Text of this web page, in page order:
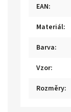
EAN:
Materiál:
Barva:
Vzor:
Rozměry: